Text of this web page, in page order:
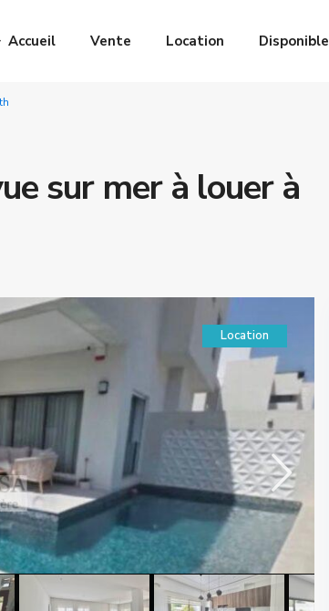
Accueil Vente Location Disponible
sur mer à louer à
Location